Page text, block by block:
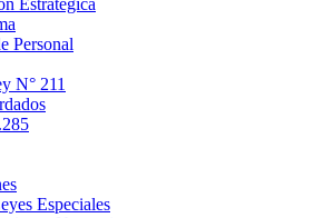
Estratégica
Personal
N° 211
Especiales